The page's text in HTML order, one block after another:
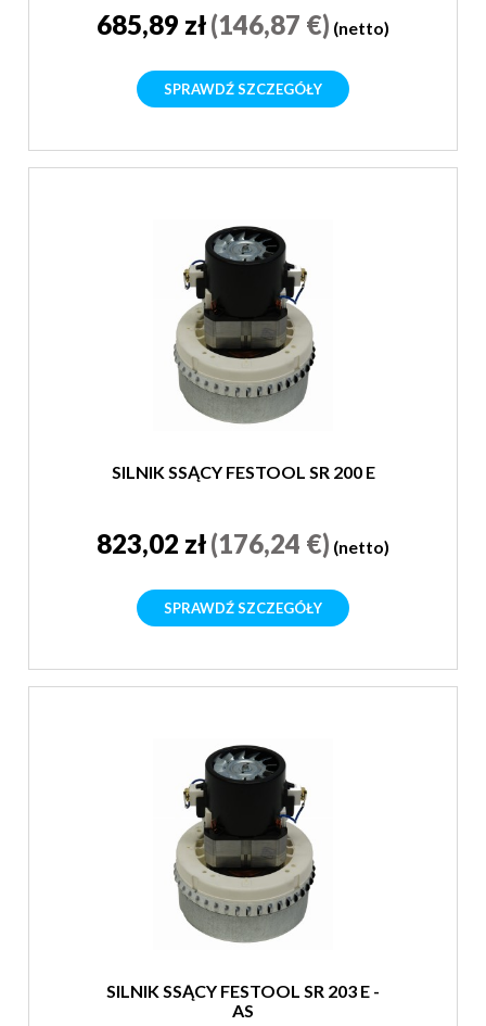
685,89 zł(146,87 €) (netto)
SPRAWDŹ SZCZEGÓŁY
SILNIK SSĄCY FESTOOL SR 200 E
823,02 zł(176,24 €) (netto)
SPRAWDŹ SZCZEGÓŁY
SILNIK SSĄCY FESTOOL SR 203 E -
AS